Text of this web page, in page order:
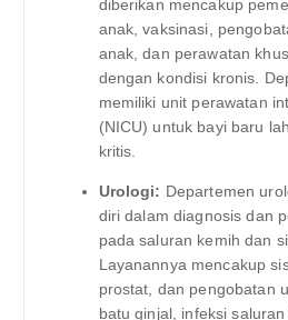
diberikan mencakup
anak, vaksinasi,
anak, dan perawatan
dengan kondisi kronis.
memiliki unit perawatan
(NICU) untuk bayi baru
kritis.
Urologi: Departemen
diri dalam diagnosis dan
pada saluran kemih dan
Layanannya mencakup
prostat, dan pengobatan
batu ginjal, infeksi